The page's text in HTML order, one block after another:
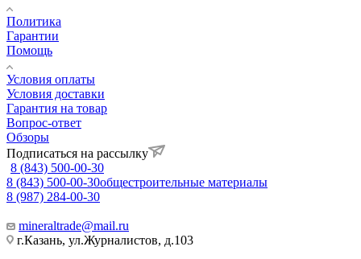
Политика
Гарантии
Помощь
Условия оплаты
Условия доставки
Гарантия на товар
Вопрос-ответ
Обзоры
Подписаться на рассылку
8 (843) 500-00-30
8 (843) 500-00-30общестроительные материалы
8 (987) 284-00-30
mineraltrade@mail.ru
г.Казань, ул.Журналистов, д.103